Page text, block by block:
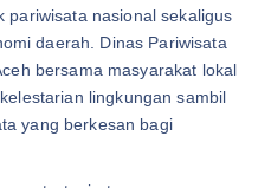
pariwisata nasional sekaligus
daerah. Dinas Pariwisata
bersama masyarakat lokal
lingkungan sambil
yang berkesan bagi